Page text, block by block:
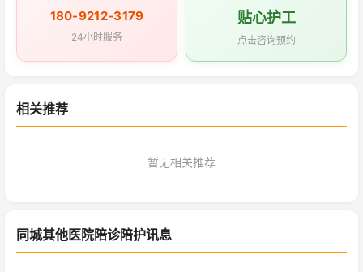
180-9212-3179
24小时服务
贴心护工
点击咨询预约
相关推荐
暂无相关推荐
同城其他医院陪诊陪护讯息